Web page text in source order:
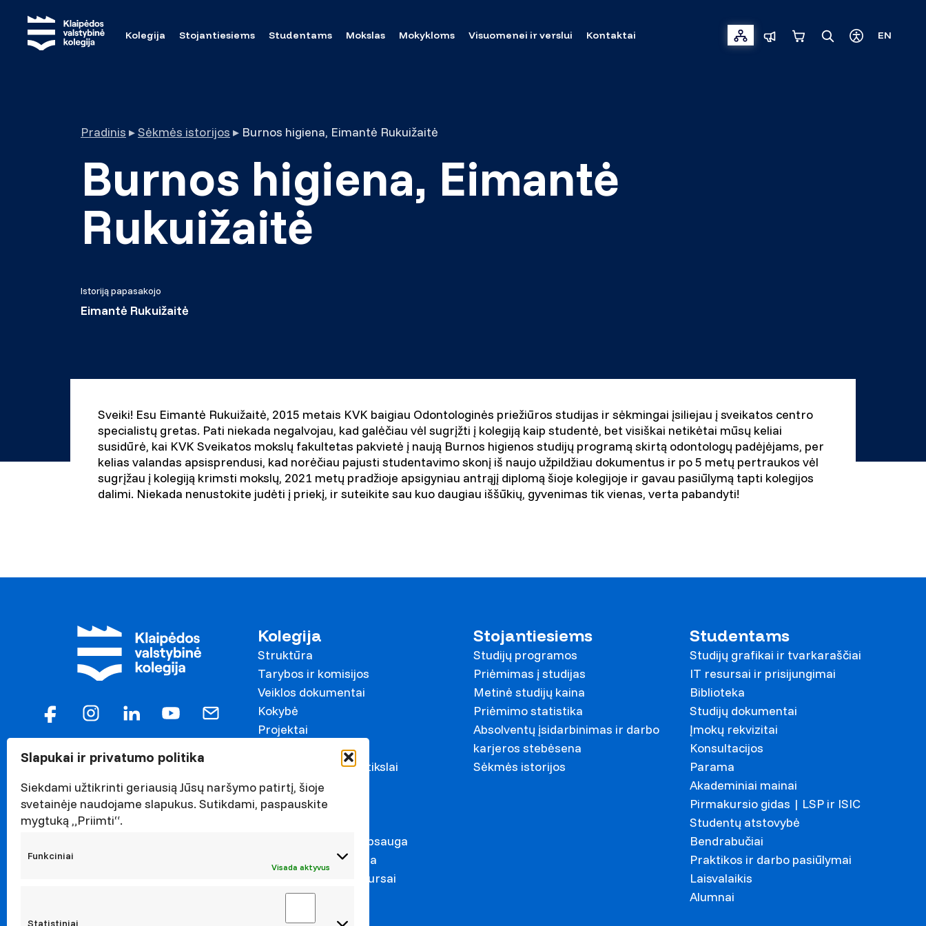
Slapukai ir privatumo politika
Siekdami užtikrinti geriausią Jūsų naršymo patirtį, šioje
svetainėje naudojame slapukus. Sutikdami, paspauskite
mygtuką „Priimti“.
Funkciniai
Visada aktyvus
Statistiniai
Kolegija Stojantiesiems Studentams Mokslas Mokykloms Visuomenei ir verslui Kontaktai EN
Pradinis ▸Sėkmės istorijos ▸ Burnos higiena, Eimantė Rukuižaitė
Burnos higiena, Eimantė
Rukuižaitė
Istoriją papasakojo
Eimantė Rukuižaitė
Sveiki! Esu Eimantė Rukuižaitė, 2015 metais KVK baigiau Odontologinės priežiūros studijas ir sėkmingai įsiliejau į sveikatos centro
specialistų gretas. Pati niekada negalvojau, kad galėčiau vėl sugrįžti į kolegiją kaip studentė, bet visiškai netikėtai mūsų keliai
susidūrė, kai KVK Sveikatos mokslų fakultetas pakvietė į naują Burnos higienos studijų programą skirtą odontologų padėjėjams, per
kelias valandas apsisprendusi, kad norėčiau pajusti studentavimo skonį iš naujo užpildžiau dokumentus ir po 5 metų pertraukos vėl
sugrįžau į kolegiją krimsti mokslų, 2021 metų pradžioje apsigyniau antrąjį diplomą šioje kolegijoje ir gavau pasiūlymą tapti kolegijos
dalimi. Niekada nenustokite judėti į priekį, ir suteikite sau kuo daugiau iššūkių, gyvenimas tik vienas, verta pabandyti!
Kolegija
Struktūra
Tarybos ir komisijos
Veiklos dokumentai
Kokybė
Projektai
Darnaus vystymosi tikslai
Naujienos
Renginiai
Asmens duomenų apsauga
Korupcijos prevencija
Atestavimas ir konkursai
Stojantiesiems
Studijų programos
Priėmimas į studijas
Metinė studijų kaina
Priėmimo statistika
Absolventų įsidarbinimas ir darbo
karjeros stebėsena
Sėkmės istorijos
Studentams
Studijų grafikai ir tvarkaraščiai
IT resursai ir prisijungimai
Biblioteka
Studijų dokumentai
Įmokų rekvizitai
Konsultacijos
Parama
Akademiniai mainai
Pirmakursio gidas | LSP ir ISIC
Studentų atstovybė
Bendrabučiai
Praktikos ir darbo pasiūlymai
Laisvalaikis
Alumnai